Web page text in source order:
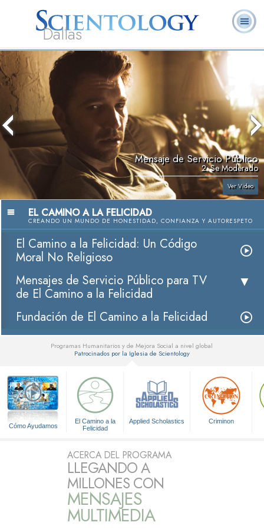
Dallas
Acerca de
Nosotros
L. Ronald
Hubbard
¿Qué es
Scientology?
Ministros
Preguntas
Frecuentes
Mensaje de Servicio Público
2. Se Moderado
Ver Video
EL CAMINO A LA FELICIDAD
CREANDO UN MUNDO DE HONESTIDAD, CONFIANZA Y AUTORESPETO
El Camino a la Felicidad: Un Código
Moral No Religioso
Mensajes de Servicio Público para TV
de El Camino a la Felicidad
Fundación de El Camino a la Felicidad
Programas Humanitarios y de Mejora Social a nivel global
Patrocinados por la Iglesia de Scientology
Cómo Ayudamos
El Camino a la
Felicidad
Applied Scholastics Criminon
ACERCA DEL PROGRAMA
LLEGANDO A
MILLONES CON
MENSAJES
MULTIMEDIA